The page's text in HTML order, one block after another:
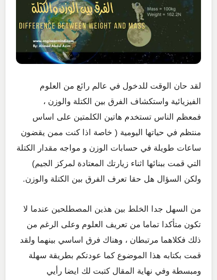
لقد حان الوقت للدخول في عالم رائع من العلوم
الفيزيائية واستكشاف الفرق بين الكتلة والوزن ،
فمعظم الناس تستخدم هاتين الكلمتين على اساس
منتظم في حياتها اليومية ( خاصة اذا كنت ممن يقضون
ساعات طويلة في حسابات الوزن و مواجه مقدار الكتلة
التي قمت ببنائها اثناء زيارتك المعتادة لمركز الجيم)
ولكن السؤال هل حقا تعرف الفرق بين الكتلة والوزن.
من السهل جدا الخلط بين هذين المصطلحين عندما لا
تكون متأكدا تماما من تعريف العلوم وعلى الرغم من
ذلك فكلاهما مرتبطان ، وهناك فرق اساسي بينهما ولقد
قمت بكتابه هذا الموضوع كما عودتكم بطريقة سهلة
ومبسطة وفي نهاية المقال كتبت لك ايضا رأيي